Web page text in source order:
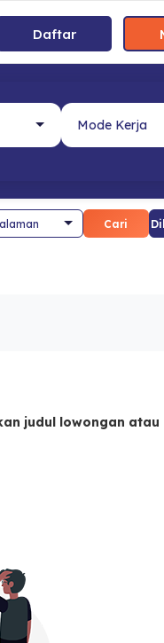
Daftar
Cari
judul lowongan